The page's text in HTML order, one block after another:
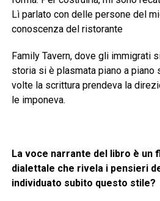
Lì parlato con delle persone del
conoscenza del ristorante
Family Tavern, dove gli immigrati
storia si è plasmata piano a piano
volte la scrittura prendeva la
le imponeva.
La voce narrante del libro è un
dialettale che rivela i pensieri
individuato subito questo stile?